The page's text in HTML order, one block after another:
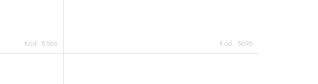
Kód:8566 Kód: 8696